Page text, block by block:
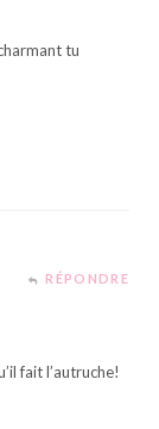
tu
RÉPONDRE
fait l’autruche!